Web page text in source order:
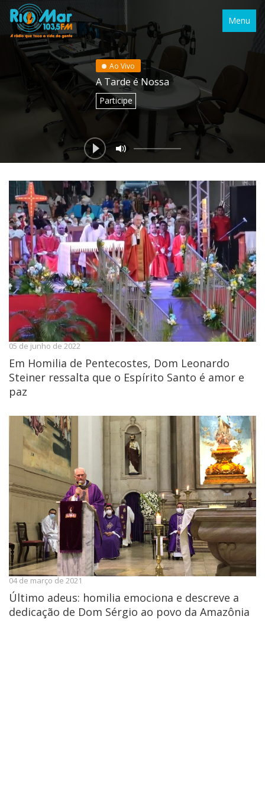
Menu
Ao Vivo
A Tarde é Nossa
Participe
05 de junho de 2022
Em Homilia de Pentecostes, Dom Leonardo
Steiner ressalta que o Espírito Santo é amor e
paz
04 de março de 2021
Último adeus: homilia emociona e descreve a
dedicação de Dom Sérgio ao povo da Amazônia